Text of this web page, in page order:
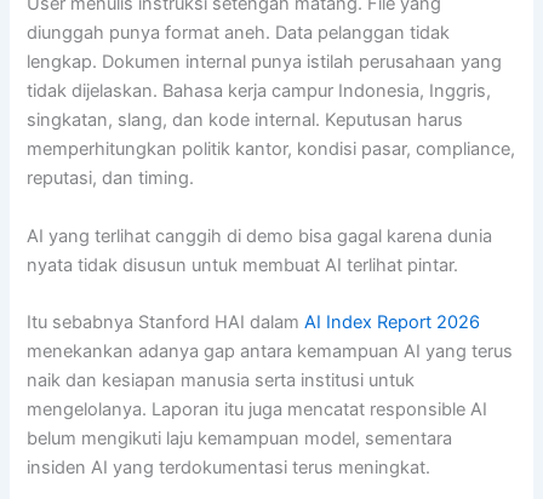
diunggah punya format aneh. Data pelanggan tidak
lengkap. Dokumen internal punya istilah perusahaan yang
tidak dijelaskan. Bahasa kerja campur Indonesia, Inggris,
singkatan, slang, dan kode internal. Keputusan harus
memperhitungkan politik kantor, kondisi pasar, compliance,
reputasi, dan timing.
AI yang terlihat canggih di demo bisa gagal karena dunia
nyata tidak disusun untuk membuat AI terlihat pintar.
Itu sebabnya Stanford HAI dalamAI Index Report 2026
menekankan adanya gap antara kemampuan AI yang terus
naik dan kesiapan manusia serta institusi untuk
mengelolanya. Laporan itu juga mencatat responsible AI
belum mengikuti laju kemampuan model, sementara
insiden AI yang terdokumentasi terus meningkat.